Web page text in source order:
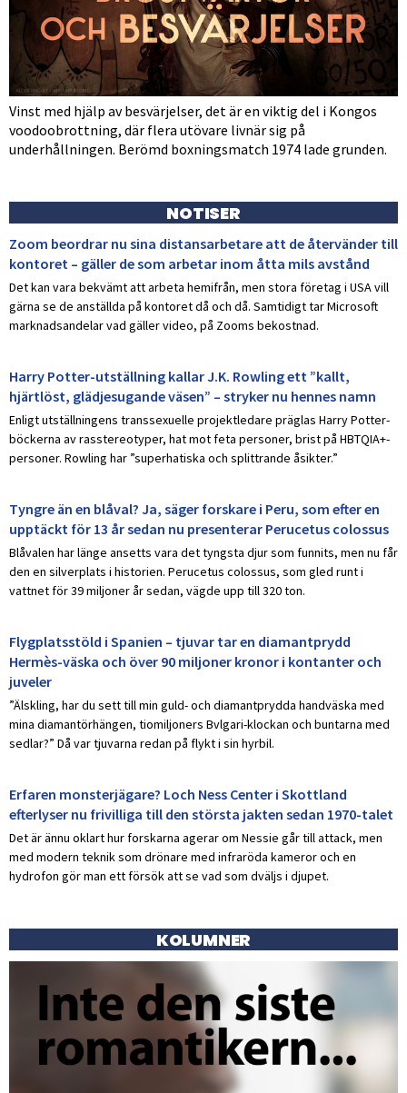
Vinst med hjälp av besvärjelser, det är en viktig del i Kongos
voodoobrottning, där flera utövare livnär sig på
underhållningen. Berömd boxningsmatch 1974 lade grunden.
NOTISER
Zoom beordrar nu sina distansarbetare att de återvänder till
kontoret – gäller de som arbetar inom åtta mils avstånd
Det kan vara bekvämt att arbeta hemifrån, men stora företag i USA vill
gärna se de anställda på kontoret då och då. Samtidigt tar Microsoft
marknadsandelar vad gäller video, på Zooms bekostnad.
Harry Potter-utställning kallar J.K. Rowling ett ”kallt,
hjärtlöst, glädjesugande väsen” – stryker nu hennes namn
Enligt utställningens transsexuelle projektledare präglas Harry Potter-
böckerna av rasstereotyper, hat mot feta personer, brist på HBTQIA+-
personer. Rowling har ”superhatiska och splittrande åsikter.”
Tyngre än en blåval? Ja, säger forskare i Peru, som efter en
upptäckt för 13 år sedan nu presenterar Perucetus colossus
Blåvalen har länge ansetts vara det tyngsta djur som funnits, men nu får
den en silverplats i historien. Perucetus colossus, som gled runt i
vattnet för 39 miljoner år sedan, vägde upp till 320 ton.
Flygplatsstöld i Spanien – tjuvar tar en diamantprydd
Hermès-väska och över 90 miljoner kronor i kontanter och
juveler
”Älskling, har du sett till min guld- och diamantprydda handväska med
mina diamantörhängen, tiomiljoners Bvlgari-klockan och buntarna med
sedlar?” Då var tjuvarna redan på flykt i sin hyrbil.
Erfaren monsterjägare? Loch Ness Center i Skottland
efterlyser nu frivilliga till den största jakten sedan 1970-talet
Det är ännu oklart hur forskarna agerar om Nessie går till attack, men
med modern teknik som drönare med infraröda kameror och en
hydrofon gör man ett försök att se vad som dväljs i djupet.
KOLUMNER